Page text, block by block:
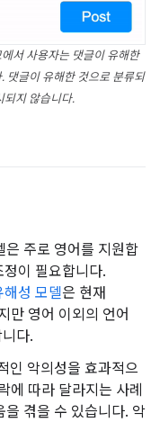
서 사용자는 댓글이 유해한
댓글이 유해한 것으로 분류되
되지 않습니다.
주로 영어를 지원합
이 필요합니다.
해성 모델은 현재
만 영어 이외의 언어
다.
악의성을 효과적으
에 따라 달라지는 사례
겪을 수 있습니다. 악